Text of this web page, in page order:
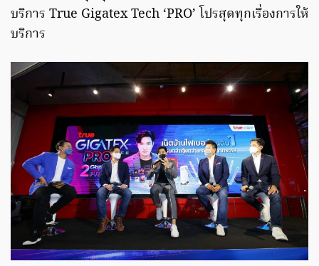
บริการ True Gigatex Tech ‘PRO’ โปรสุดทุกเรื่องการให้
บริการ